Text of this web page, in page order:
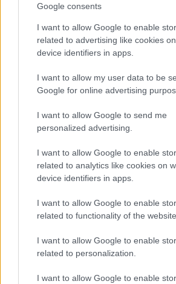
Google consents
I want to allow Google to enable
related to advertising like cookies
device identifiers in apps.
I want to allow my user data to be
Google for online advertising
I want to allow Google to send me
personalized advertising.
I want to allow Google to enable
related to analytics like cookies on
device identifiers in apps.
I want to allow Google to enable
related to functionality of the
I want to allow Google to enable
related to personalization.
I want to allow Google to enable
William, Kate e i principini in Scozia
Francesca Lombardi · 2 Ago 2026
GAMING NEWS